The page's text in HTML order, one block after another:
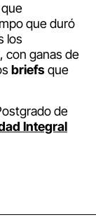
que duró
los
con ganas de
briefsque
de
Integral